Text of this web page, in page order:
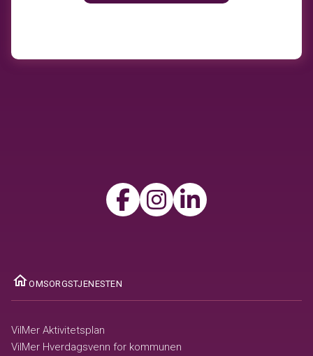
OMSORGSTJENESTEN
VilMer Aktivitetsplan
VilMer Hverdagsvenn for kommunen